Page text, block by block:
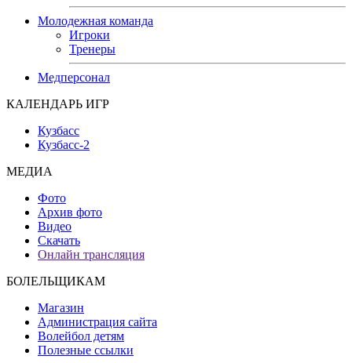
Молодежная команда
Игроки
Тренеры
Медперсонал
КАЛЕНДАРЬ ИГР
Кузбасс
Кузбасс-2
МЕДИА
Фото
Архив фото
Видео
Скачать
Онлайн трансляция
БОЛЕЛЬЩИКАМ
Магазин
Администрация сайта
Волейбол детям
Полезные ссылки